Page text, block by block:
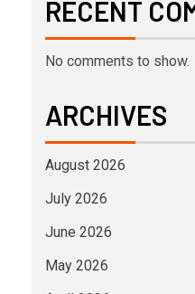
RECENT
No comments to show.
ARCHIVES
August 2026
July 2026
June 2026
May 2026